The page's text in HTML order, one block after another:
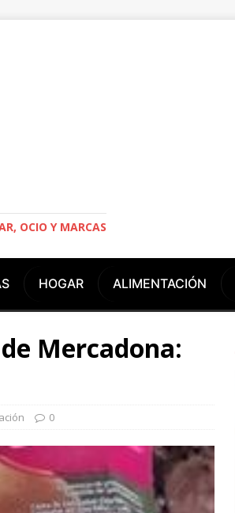
OCIO Y MARCAS
HOGAR ALIMENTACIÓN
Mercadona:
0